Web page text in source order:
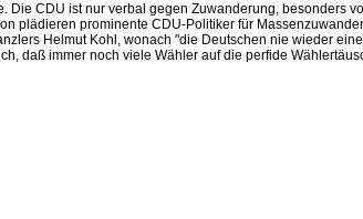
CDU ist nur verbal gegen Zuwanderung, besonders
plädieren prominente CDU-Politiker für
Helmut Kohl, wonach "die Deutschen nie wieder
daß immer noch viele Wähler auf die perfide